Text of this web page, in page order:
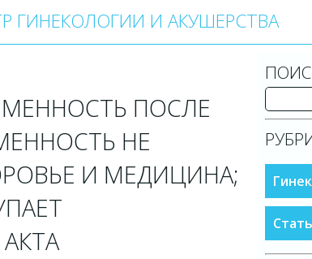
ГИНЕКОЛОГИИ И АКУШЕРСТВА
ПОСЛЕ
НЕ
И МЕДИЦИНА;